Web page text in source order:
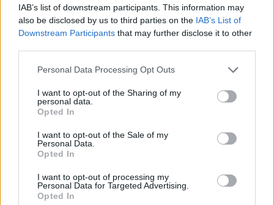
IAB’s list of downstream participants. This information may
also be disclosed by us to third parties on the IAB’s List of
Downstream Participants that may further disclose it to other
Personal Data Processing Opt Outs
I want to opt-out of the Sharing of my
personal data.
Opted In
I want to opt-out of the Sale of my
Personal Data.
Opted In
I want to opt-out of processing my
Personal Data for Targeted Advertising.
Opted In
Liddell nem kommentálta az eseményeket.
A UFC új tulajdonosai egy hónappal ezelőtt tömeges
elbocsátásokat eszközöltek, akkor kb. 80 dolgozótól
TÁMOGASD A MUNKÁNKAT, MERT
Mi naprakészen tartunk a UFC és más küzdősportok,